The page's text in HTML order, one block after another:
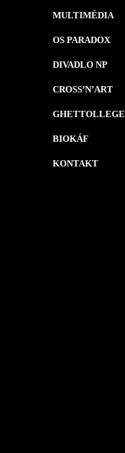
MULTIMÉDIA
OS PARADOX
DIVADLO NP
CROSS’N’ART
GHETTOLLEGE
BIOKÁF
KONTAKT